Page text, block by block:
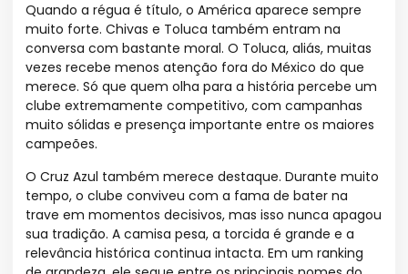
Quando a régua é título, o América aparece sempre
muito forte. Chivas e Toluca também entram na
conversa com bastante moral. O Toluca, aliás, muitas
vezes recebe menos atenção fora do México do que
merece. Só que quem olha para a história percebe um
clube extremamente competitivo, com campanhas
muito sólidas e presença importante entre os maiores
campeões.
O Cruz Azul também merece destaque. Durante muito
tempo, o clube conviveu com a fama de bater na
trave em momentos decisivos, mas isso nunca apagou
sua tradição. A camisa pesa, a torcida é grande e a
relevância histórica continua intacta. Em um ranking